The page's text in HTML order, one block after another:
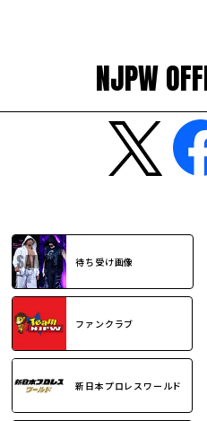
NJPW
待ち受け画像
ファンクラブ
新日本プロレスワールド